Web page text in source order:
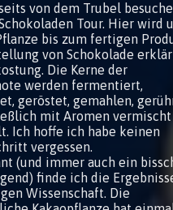
von dem Trubel
Tour. Hier wird
bis zum fertigen
von Schokolade
Die Kerne der
werden fermentiert,
geröstet, gemahlen,
mit Aromen vermischt
Ich hoffe ich habe keinen
vergessen.
(und immer auch ein
finde ich die
Wissenschaft. Die